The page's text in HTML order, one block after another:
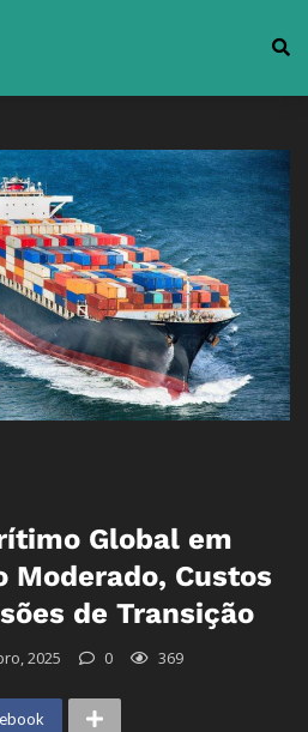
Global em
Moderado, Custos
de Transição
2025 0 369